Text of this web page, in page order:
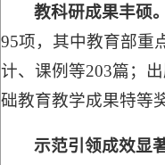
教科研成果丰硕
95项，其中教育部重
计、课例等203篇；
础教育教学成果特等
示范引领成效显